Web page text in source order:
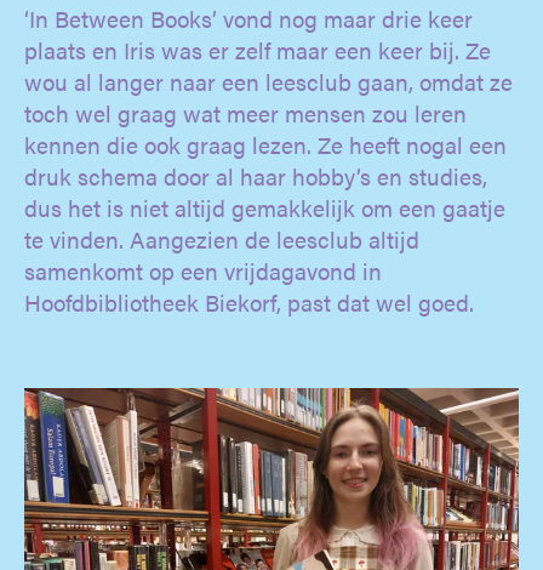
‘In Between Books’ vond nog maar drie keer
plaats en Iris was er zelf maar een keer bij. Ze
wou al langer naar een leesclub gaan, omdat ze
toch wel graag wat meer mensen zou leren
kennen die ook graag lezen. Ze heeft nogal een
druk schema door al haar hobby’s en studies,
dus het is niet altijd gemakkelijk om een gaatje
te vinden. Aangezien de leesclub altijd
samenkomt op een vrijdagavond in
Hoofdbibliotheek Biekorf, past dat wel goed.